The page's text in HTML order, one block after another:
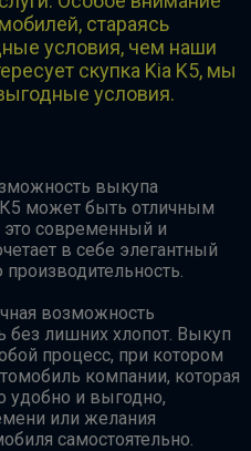
стараясь
условия, чем наши
скупка Kia K5, мы
условия.
выкупа
может быть отличным
современный и
в себе элегантный
возможность
без лишних хлопот. Выкуп
процесс, при котором
компании, которая
удобно и выгодно,
или желания
самостоятельно.